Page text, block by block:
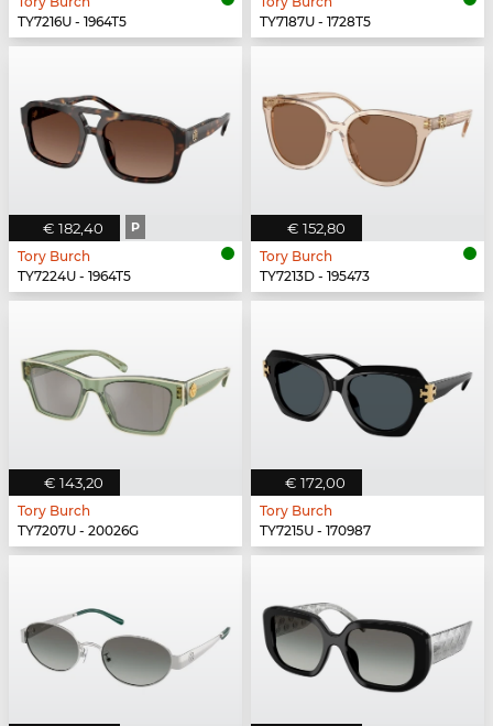
TY7216U - 1964T5
TY7187U - 1728T5
€ 182,40 P
Tory Burch
TY7224U - 1964T5
€ 152,80
Tory Burch
TY7213D - 195473
€ 143,20
Tory Burch
TY7207U - 20026G
€ 172,00
Tory Burch
TY7215U - 170987